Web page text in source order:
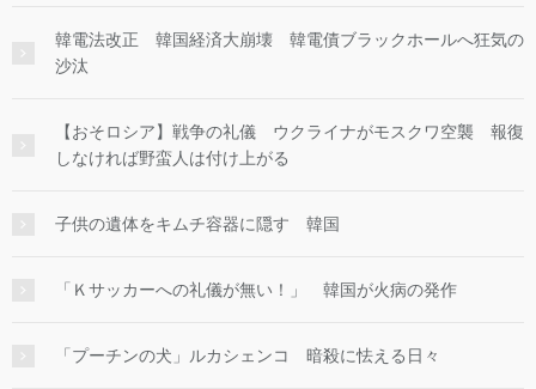
韓電法改正 韓国経済大崩壊 韓電債ブラックホールへ狂気の
沙汰
【おそロシア】戦争の礼儀 ウクライナがモスクワ空襲 報復
しなければ野蛮人は付け上がる
子供の遺体をキムチ容器に隠す 韓国
「Ｋサッカーへの礼儀が無い！」 韓国が火病の発作
「プーチンの犬」ルカシェンコ 暗殺に怯える日々